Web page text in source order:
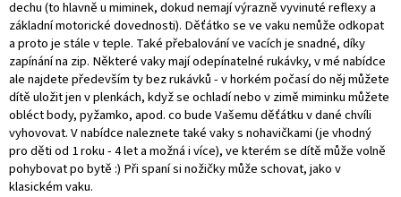
dechu (to hlavně u miminek, dokud nemají výrazně vyvinuté reflexy a
základní motorické dovednosti). Děťátko se ve vaku nemůže odkopat
a proto je stále v teple. Také přebalování ve vacích je snadné, díky
zapínání na zip. Některé vaky mají odepínatelné rukávky, v mé nabídce
ale najdete především ty bez rukávků - v horkém počasí do něj můžete
dítě uložit jen v plenkách, když se ochladí nebo v zimě miminku můžete
obléct body, pyžamko, apod. co bude Vašemu děťátku v dané chvíli
vyhovovat. V nabídce naleznete také vaky s nohavičkami (je vhodný
pro děti od 1 roku - 4 let a možná i více), ve kterém se dítě může volně
pohybovat po bytě :) Při spaní si nožičky může schovat, jako v
klasickém vaku.